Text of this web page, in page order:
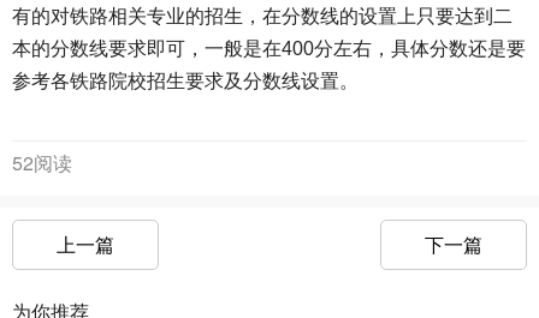
有的对铁路相关专业的招生，在分数线的设置上只要达到二
本的分数线要求即可，一般是在400分左右，具体分数还是要
参考各铁路院校招生要求及分数线设置。
52阅读
上一篇 下一篇
为你推荐